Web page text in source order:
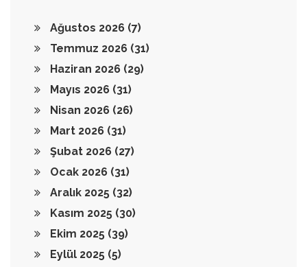
Ağustos 2026 (7)
Temmuz 2026 (31)
Haziran 2026 (29)
Mayıs 2026 (31)
Nisan 2026 (26)
Mart 2026 (31)
Şubat 2026 (27)
Ocak 2026 (31)
Aralık 2025 (32)
Kasım 2025 (30)
Ekim 2025 (39)
Eylül 2025 (5)